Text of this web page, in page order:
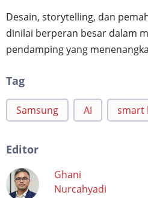
Desain, storytelling, dan
dinilai berperan besar dalam
pendamping yang
Tag
Samsung AI smart
Editor
Ghani
Nurcahyadi